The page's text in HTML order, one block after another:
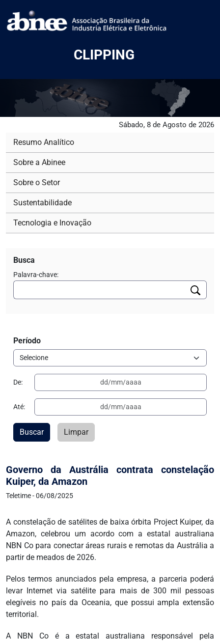
CLIPPING
Sábado, 8 de Agosto de 2026
Governo da Austrália contrata constelação
Kuiper, da Amazon
Teletime - 06/08/2025
A constelação de satélites de baixa órbita Project Kuiper, da
Amazon, celebrou um acordo com a estatal australiana
NBN Co para conectar áreas rurais e remotas da Austrália a
partir de meados de 2026.
Pelos termos anunciados pela empresa, a parceria poderá
levar Internet via satélite para mais de 300 mil pessoas
elegíveis no país da Oceania, que possui ampla extensão
territorial.
A NBN Co é a estatal australiana responsável pela
Resumo Analítico
Sobre a Abinee
Sobre o Setor
Sustentabilidade
Tecnologia e Inovação
Busca
Palavra-chave:
Período
De:
Até:
Buscar Limpar